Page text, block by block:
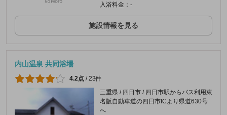
入浴料金：-
施設情報を見る
内山温泉 共同浴場
4.2点 /23件
三重県 / 四日市 / 四日市駅からバス利用東
名阪自動車道の四日市ICより県道630号
へ